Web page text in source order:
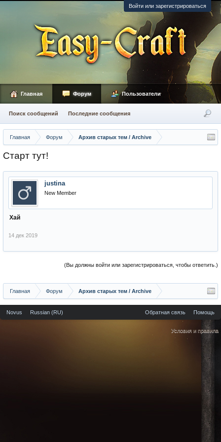
Войти или зарегистрироваться
Главная Форум Архив старых тем / Archive
Старт тут!
justina
New Member
Хай
14 дек 2019
(Вы должны войти или зарегистрироваться, чтобы ответить.)
Главная Форум Архив старых тем / Archive
Главная Форум
Поиск сообщений Последние сообщения
Пользователи
Novus Russian (RU) Обратная связь Помощь
Условия и правила